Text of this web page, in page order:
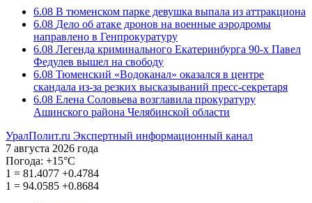
6.08 В тюменском парке девушка выпала из аттракциона
6.08 Дело об атаке дронов на военные аэродромы
направлено в Генпрокуратуру
6.08 Легенда криминального Екатеринбурга 90-х Павел
Федулев вышел на свободу
6.08 Тюменский «Водоканал» оказался в центре
скандала из-за резких высказываний пресс-секретаря
6.08 Елена Соловьева возглавила прокуратуру
Ашинского района Челябинской области
УралПолит.ru Экспертный информационный канал
7 августа 2026 года
Погода: +15°С
1 = 81.4077 +0.4784
1 = 94.0585 +0.8684